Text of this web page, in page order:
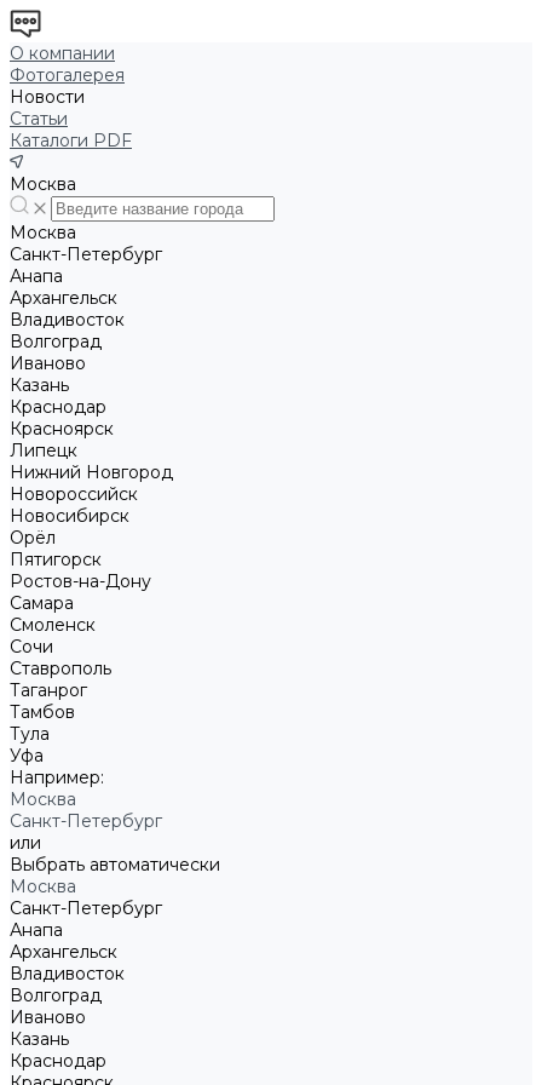
О компании
Фотогалерея
Новости
Статьи
Каталоги PDF
Москва
Москва
Санкт-Петербург
Анапа
Архангельск
Владивосток
Волгоград
Иваново
Казань
Краснодар
Красноярск
Липецк
Нижний Новгород
Новороссийск
Новосибирск
Орёл
Пятигорск
Ростов-на-Дону
Самара
Смоленск
Сочи
Ставрополь
Таганрог
Тамбов
Тула
Уфа
Например:
Москва
Санкт-Петербург
или
Выбрать автоматически
Москва
Санкт-Петербург
Анапа
Архангельск
Владивосток
Волгоград
Иваново
Казань
Краснодар